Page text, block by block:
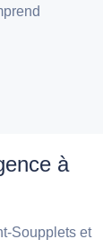
à
Soupplets et